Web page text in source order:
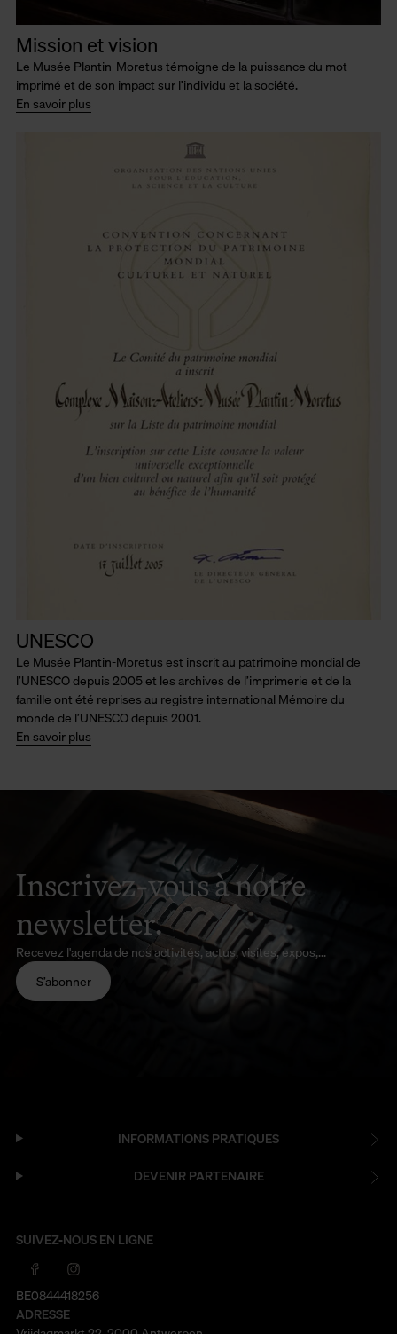
Mission et vision
Le Musée Plantin-Moretus témoigne de la puissance du mot
imprimé et de son impact sur l’individu et la société.
En savoir plus
UNESCO
Le Musée Plantin-Moretus est inscrit au patrimoine mondial de
l’UNESCO depuis 2005 et les archives de l’imprimerie et de la
famille ont été reprises au registre international Mémoire du
monde de l’UNESCO depuis 2001.
En savoir plus
Inscrivez-vous à notre
newsletter.
Recevez l'agenda de nos activités, actus, visites, expos,...
S’abonner
INFORMATIONS PRATIQUES
DEVENIR PARTENAIRE
SUIVEZ-NOUS EN LIGNE
BE0844418256
ADRESSE